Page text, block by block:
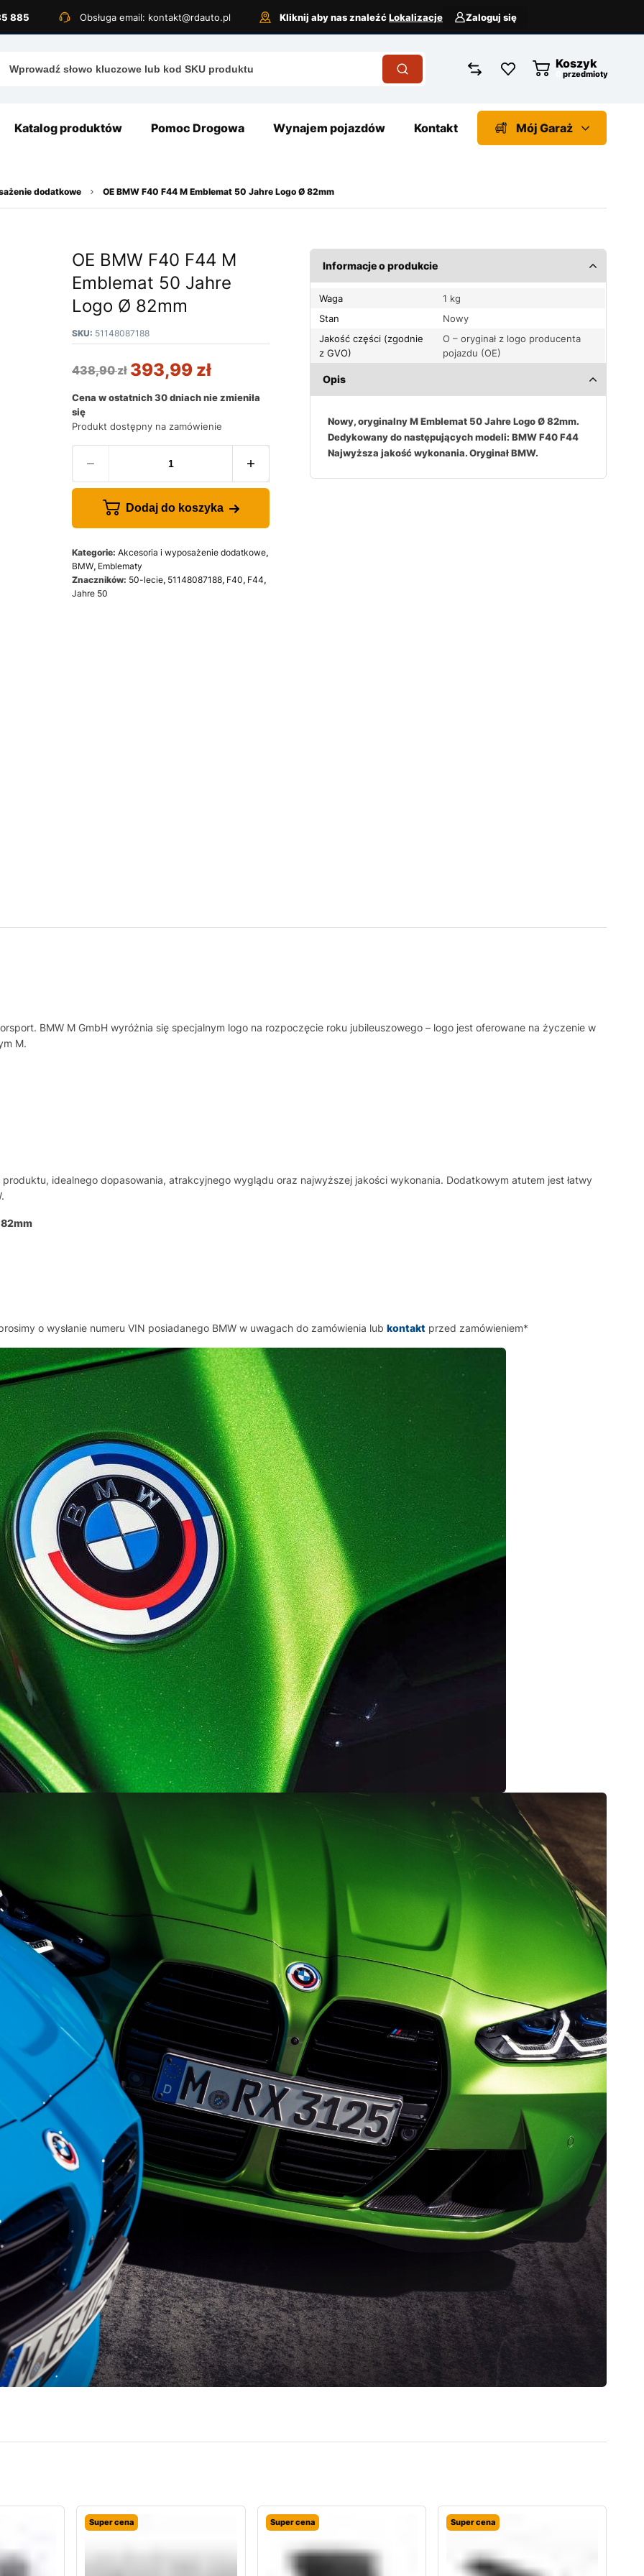
885 Obsługa email: kontakt@rdauto.pl Kliknij aby nas znaleźćLokalizacje Zaloguj się
Koszyk
przedmioty
Katalog produktów Pomoc Drogowa Wynajem pojazdów Kontakt Mój Garaż
dodatkowe OE BMW F40 F44 M Emblemat 50 Jahre Logo Ø 82mm
OE BMW F40 F44 M
Emblemat 50 Jahre
Logo Ø 82mm
SKU: 51148087188
438,90zł 393,99 zł
Cena w ostatnich 30 dniach nie zmieniła
się
Produkt dostępny na zamówienie
Dodaj do koszyka
Kategorie: Akcesoria i wyposażenie dodatkowe,
BMW, Emblematy
Znaczników: 50-lecie, 51148087188, F40, F44,
Jahre 50
Informacje o produkcie
Waga
1 kg
Stan
Nowy
Jakość części (zgodnie
z GVO)
O – oryginał z logo producenta
pojazdu (OE)
Opis
Nowy, oryginalny M Emblemat 50 Jahre Logo Ø 82mm.
Dedykowany do następujących modeli: BMW F40 F44
Najwyższa jakość wykonania. Oryginał BMW.
BMW M GmbH wyróżnia się specjalnym logo na rozpoczęcie roku jubileuszowego – logo jest oferowane na życzenie w
M.
idealnego dopasowania, atrakcyjnego wyglądu oraz najwyższej jakości wykonania. Dodatkowym atutem jest łatwy
o wysłanie numeru VIN posiadanego BMW w uwagach do zamówienia lub kontakt przed zamówieniem*
Super cena Super cena Super cena